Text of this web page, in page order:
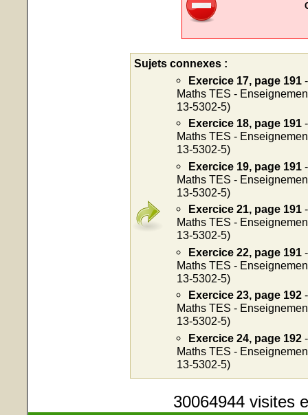
Sujets connexes :
Exercice 17, page 191
Maths TES -
13-5302-5)
Exercice 18, page 191
Maths TES -
13-5302-5)
Exercice 19, page 191
Maths TES -
13-5302-5)
Exercice 21, page 191
Maths TES -
13-5302-5)
Exercice 22, page 191
Maths TES -
13-5302-5)
Exercice 23, page 192
Maths TES -
13-5302-5)
Exercice 24, page 192
Maths TES -
13-5302-5)
30064944 visites